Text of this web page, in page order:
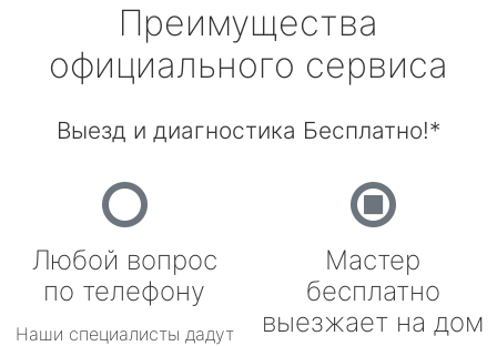
Преимущества
официального сервиса
Выезд и диагностика Бесплатно!*
Любой вопрос
по телефону
Наши специалисты дадут
Мастер
бесплатно
выезжает на дом